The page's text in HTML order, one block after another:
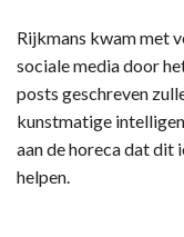
Rijkmans kwam met
sociale media door
posts geschreven
kunstmatige
aan de horeca dat dit
helpen.